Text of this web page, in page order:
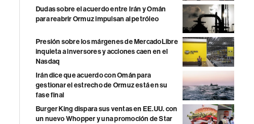
Dudas sobre el acuerdo entre Irán y Omán
para reabrir Ormuz impulsan al petróleo
Presión sobre los márgenes de MercadoLibre
inquieta a inversores y acciones caen en el
Nasdaq
Irán dice que acuerdo con Omán para
gestionar el estrecho de Ormuz está en su
fase final
Burger King dispara sus ventas en EE.UU. con
un nuevo Whopper y una promoción de Star